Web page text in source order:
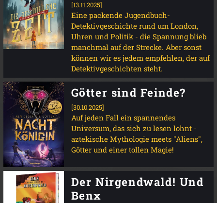
[13.11.2025]
Eine packende Jugendbuch-
Detektivgeschichte rund um London,
Uhren und Politik - die Spannung blieb
manchmal auf der Strecke. Aber sonst
können wir es jedem empfehlen, der auf
Detektivgeschichten steht.
Götter sind Feinde?
[30.10.2025]
Auf jeden Fall ein spannendes
Universum, das sich zu lesen lohnt -
aztekische Mythologie meets "Aliens",
Götter und einer tollen Magie!
Der Nirgendwald! Und
Benx